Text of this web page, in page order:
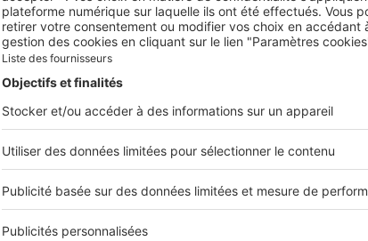
ce qui se loue le mieux à Aix-en-
les types de biens trouvent preneurs.
Nous
sur les appartements de type familial et les
a plutôt tendance à préférer faire
En effet, il est alors certain de pouvoir y
actifs sans jamais avoir de vacance locative.
moins de mobilité de la part des locataires, mais
que des petites surfaces.